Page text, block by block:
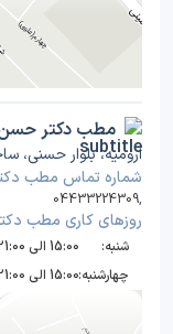
مطب دکتر حسن
ارومیه، بلوار حسنی،
شماره تماس مطب
04433224309,
روز‌های کاری مطب
شنبه: 15:00 الی 21:00
چهارشنبه:15:00 الی 21:00